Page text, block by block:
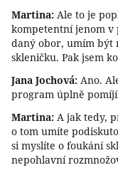
Martina: Ale to je
kompetentní jenom v
daný obor, umím být
skleničku. Pak jsem
Jana Jochová: Ano.
program úplně
Martina: A jak tedy,
o tom umíte
si myslíte o foukání
nepohlavní